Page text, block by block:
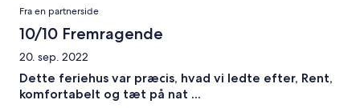
Fra en partnerside
10/10 Fremragende
20. sep. 2022
Dette feriehus var præcis, hvad vi ledte efter, Rent,
komfortabelt og tæt på nat ...